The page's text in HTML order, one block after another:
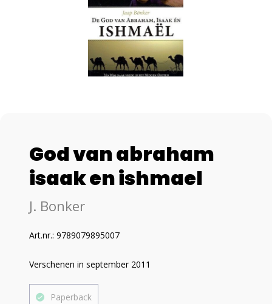
God van abraham
isaak en ishmael
J. Bonker
Art.nr.: 9789079895007
Verschenen in september 2011
Paperback